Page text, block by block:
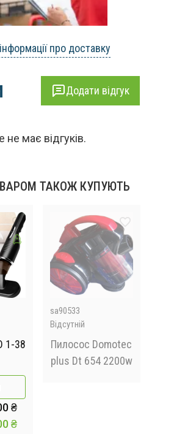
про доставку
Додати відгук
має відгуків.
ТАКОЖ КУПУЮТЬ
1-38
₴
₴
sa90533
Відсутній
Пилосос Domotec
plus Dt 654 2200w